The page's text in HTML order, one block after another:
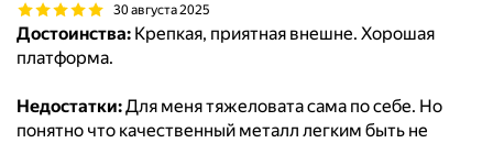
30 августа 2025
Достоинства: Крепкая, приятная внешне. Хорошая
платформа.
Недостатки:Для меня тяжеловата сама по себе. Но
понятно что качественный металл легким быть не